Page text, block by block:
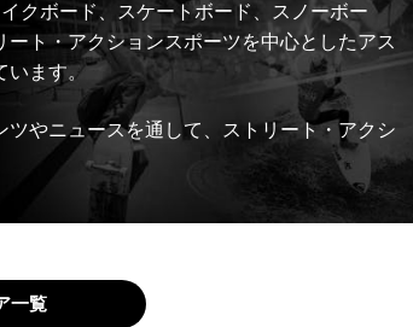
クボード、スケートボード、スノーボー
ト・アクションスポーツを中心としたアス
います。
やニュースを通して、ストリート・アクシ
一覧